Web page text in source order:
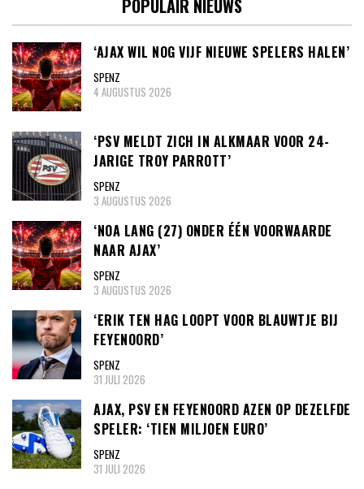
POPULAIR NIEUWS
‘AJAX WIL NOG VIJF NIEUWE SPELERS HALEN’
SPENZ
4 AUGUSTUS 2026
‘PSV MELDT ZICH IN ALKMAAR VOOR 24-
JARIGE TROY PARROTT’
SPENZ
3 AUGUSTUS 2026
‘NOA LANG (27) ONDER ÉÉN VOORWAARDE
NAAR AJAX’
SPENZ
3 AUGUSTUS 2026
‘ERIK TEN HAG LOOPT VOOR BLAUWTJE BIJ
FEYENOORD’
SPENZ
31 JULI 2026
AJAX, PSV EN FEYENOORD AZEN OP DEZELFDE
SPELER: ‘TIEN MILJOEN EURO’
SPENZ
31 JULI 2026